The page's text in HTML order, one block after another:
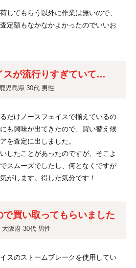
してもらう以外に作業は無いので、
定額もなかなかよかったのでいいお
スが流行りすぎていて…
鹿児島県 30代 男性
だけノースフェイスで揃えているの
も興味が出てきたので、買い替え候
を査定に出しました。
したことがあったのですが、そこよ
スムーズでしたし、何となくですが
がします。得した気分です！
で買い取ってもらいました
大阪府 30代 男性
スのストームブレークを使用してい